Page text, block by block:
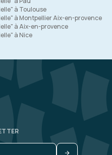
à Toulouse
à Montpellier Aix-en-provence
à Aix-en-provence
à Nice